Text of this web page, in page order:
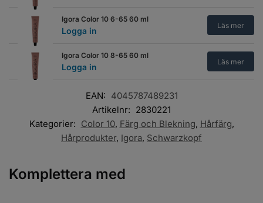
Igora Color 10 6-65 60 ml
Logga in
Läs mer
Igora Color 10 8-65 60 ml
Logga in
Läs mer
EAN: 4045787489231
Artikelnr: 2830221
Kategorier: Color 10, Färg och Blekning, Hårfärg,
Hårprodukter, Igora, Schwarzkopf
Komplettera med